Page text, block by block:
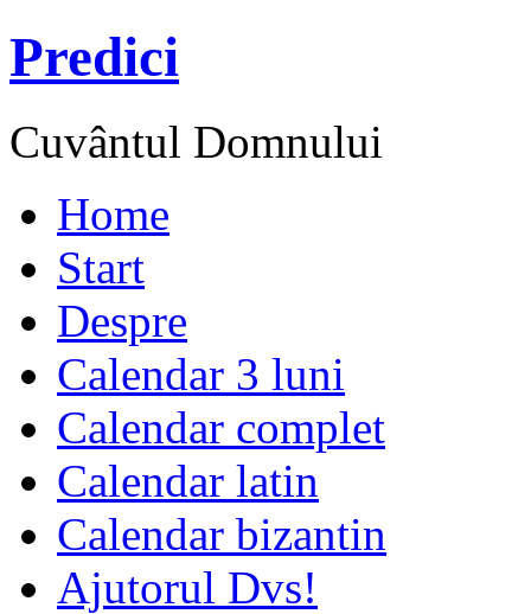
Predici
Cuvântul Domnului
Home
Start
Despre
Calendar 3 luni
Calendar complet
Calendar latin
Calendar bizantin
Ajutorul Dvs!